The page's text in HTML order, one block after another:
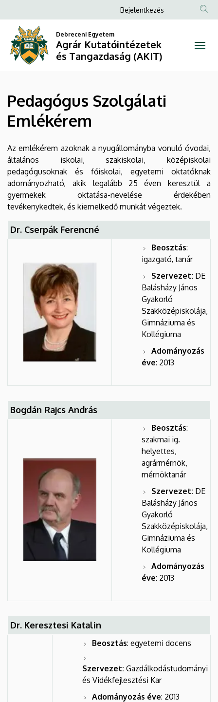
Szolgálati
Emlékérem
Agrár
Kutatóintézetek
és
Tangazdaság
(AKIT)
a
tartalomra
Anonim
fiók
menüje
Bejelentkezés
Debreceni Egyetem
Agrár Kutatóintézetek
és Tangazdaság (AKIT)
Pedagógus Szolgálati
Emlékérem
Az emlékérem azoknak a nyugállományba vonuló óvodai,
általános iskolai, szakiskolai, középiskolai
pedagógusoknak és főiskolai, egyetemi oktatóknak
adományozható, akik legalább 25 éven keresztül a
gyermekek oktatása-nevelése érdekében
tevékenykedtek, és kiemelkedő munkát végeztek.
Dr. Cserpák Ferencné
Beosztás:
igazgató, tanár
Szervezet: DE
Balásházy János
Gyakorló
Szakközépiskolája,
Gimnáziuma és
Kollégiuma
Adományozás
éve: 2013
Bogdán Rajcs András
Beosztás:
szakmai ig.
helyettes,
agrármérnök,
mérnöktanár
Szervezet: DE
Balásházy János
Gyakorló
Szakközépiskolája,
Gimnáziuma és
Kollégiuma
Adományozás
éve: 2013
Dr. Keresztesi Katalin
Beosztás: egyetemi docens
Szervezet: Gazdálkodástudományi
és Vidékfejlesztési Kar
Adományozás éve: 2013